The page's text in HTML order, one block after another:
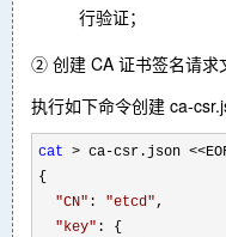
行验证；
② 创建 CA 证书签名请求
执行如下命令创建 ca-
cat > ca-csr.json <<
{
"CN" : "etcd" ,
" key" : {